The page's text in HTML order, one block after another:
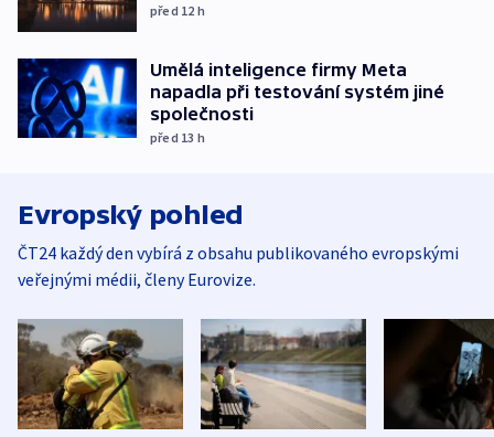
před 12 h
Umělá inteligence firmy Meta
napadla při testování systém jiné
společnosti
před 13 h
Evropský pohled
ČT24 každý den vybírá z obsahu publikovaného evropskými
veřejnými médii, členy Eurovize.